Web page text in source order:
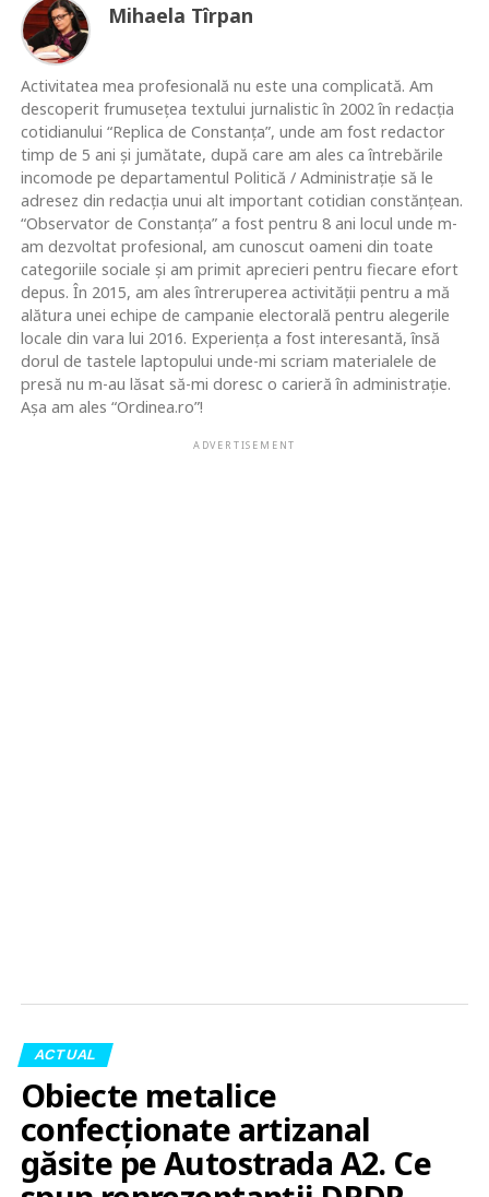
Mihaela Tîrpan
Activitatea mea profesională nu este una complicată. Am
descoperit frumusețea textului jurnalistic în 2002 în redacția
cotidianului “Replica de Constanța”, unde am fost redactor
timp de 5 ani și jumătate, după care am ales ca întrebările
incomode pe departamentul Politică / Administrație să le
adresez din redacția unui alt important cotidian constănțean.
“Observator de Constanța” a fost pentru 8 ani locul unde m-
am dezvoltat profesional, am cunoscut oameni din toate
categoriile sociale și am primit aprecieri pentru fiecare efort
depus. În 2015, am ales întreruperea activității pentru a mă
alătura unei echipe de campanie electorală pentru alegerile
locale din vara lui 2016. Experiența a fost interesantă, însă
dorul de tastele laptopului unde-mi scriam materialele de
presă nu m-au lăsat să-mi doresc o carieră în administrație.
Așa am ales “Ordinea.ro”!
ADVERTISEMENT
ACTUAL
Obiecte metalice
confecționate artizanal
găsite pe Autostrada A2. Ce